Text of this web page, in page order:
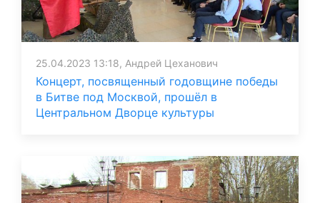
25.04.2023 13:18, Андрей Цеханович
Концерт, посвященный годовщине победы
в Битве под Москвой, прошёл в
Центральном Дворце культуры